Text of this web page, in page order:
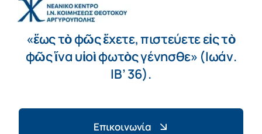
«ἕως τὸ φῶς ἔχετε, πιστεύετε εἰς τὸ
φῶς ἵνα υἱοὶ φωτὸς γένησθε» (Ιωάν.
ΙΒ’ 36).
Επικοινωνία